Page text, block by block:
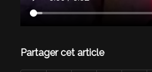
Partager cet article